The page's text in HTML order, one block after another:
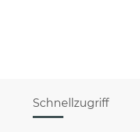
Schnellzugriff